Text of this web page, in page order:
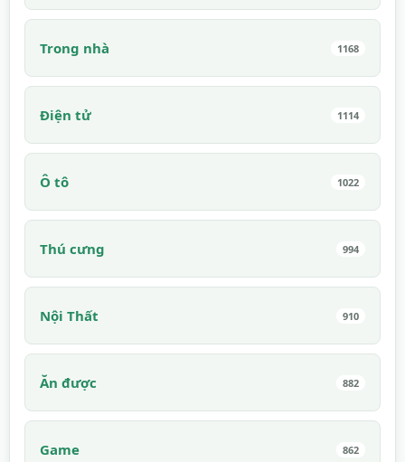
Trong nhà 1168
Điện tử 1114
Ô tô 1022
Thú cưng 994
Nội Thất 910
Ăn được 882
Game 862